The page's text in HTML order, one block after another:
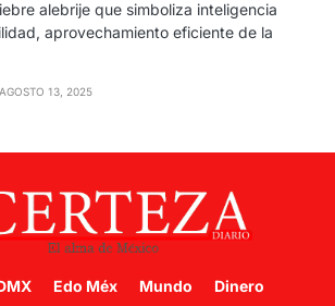
alebrije que simboliza inteligencia
aprovechamiento eficiente de la
AGOSTO 13, 2025
Edo Méx Mundo
Dinero